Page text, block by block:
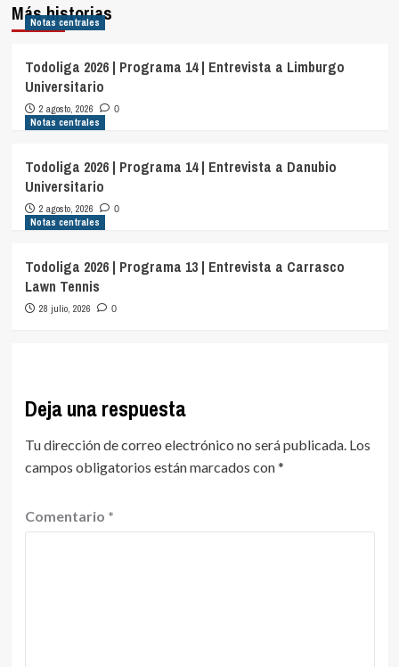
Más historias
Notas centrales
Todoliga 2026 | Programa 14 | Entrevista a Limburgo
Universitario
2 agosto, 2026 0
Notas centrales
Todoliga 2026 | Programa 14 | Entrevista a Danubio
Universitario
2 agosto, 2026 0
Notas centrales
Todoliga 2026 | Programa 13 | Entrevista a Carrasco
Lawn Tennis
28 julio, 2026 0
Deja una respuesta
Tu dirección de correo electrónico no será publicada. Los
campos obligatorios están marcados con*
Comentario *